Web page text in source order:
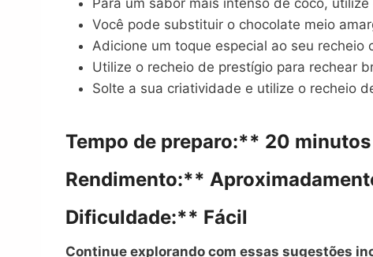
Você pode substituir o chocolate meio
Adicione um toque especial ao seu
Utilize o recheio de prestígio para rechear
Solte a sua criatividade e utilize o recheio
Tempo de preparo:** 20 minutos
Rendimento:**
Dificuldade:** Fácil
Continue explorando com essas sugestões